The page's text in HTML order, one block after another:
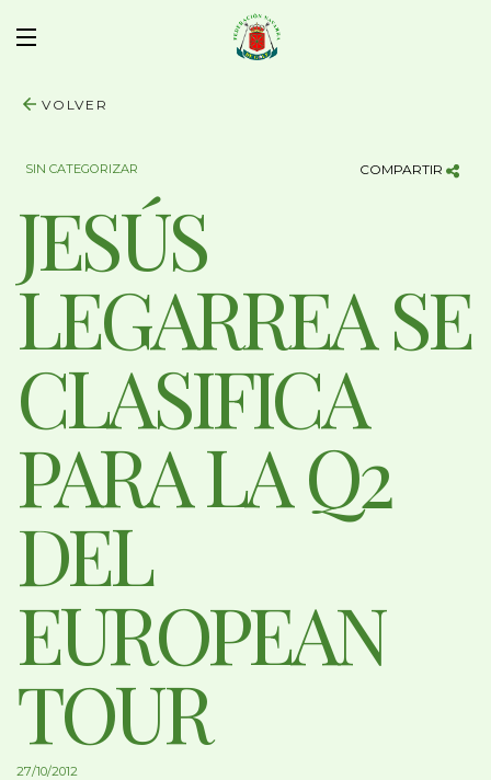
VOLVER
SIN CATEGORIZAR COMPARTIR
JESÚS
LEGARREA SE
CLASIFICA
PARA LA Q2
DEL
EUROPEAN
TOUR
27/10/2012